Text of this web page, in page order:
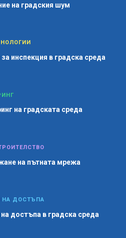
на градския шум
инспекция в градска среда
на градската среда
на пътната мрежа
НА ДОСТЪПА
достъпа в градска среда